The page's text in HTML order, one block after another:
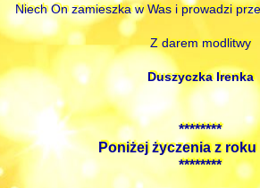
Niech On zamieszka w Was i prowadzi
Z darem modlitwy
Duszyczka Irenka
********
Poniżej życzenia z roku
********